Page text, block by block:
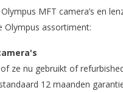
MFT camera’s en
Olympus assortiment:
ze nu gebruikt of
12 maanden